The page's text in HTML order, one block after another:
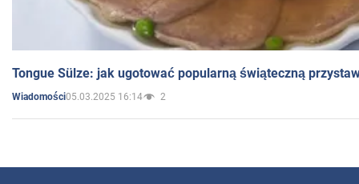
Tongue Sülze: jak ugotować popularną świąteczną
Wiadomości05.03.2025 16:14 2